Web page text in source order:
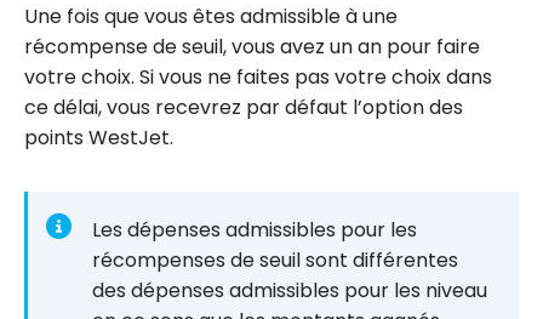
Une fois que vous êtes admissible à une
récompense de seuil, vous avez un an pour faire
votre choix. Si vous ne faites pas votre choix dans
ce délai, vous recevrez par défaut l’option des
points WestJet.
Les dépenses admissibles pour les
récompenses de seuil sont différentes
des dépenses admissibles pour les niveau